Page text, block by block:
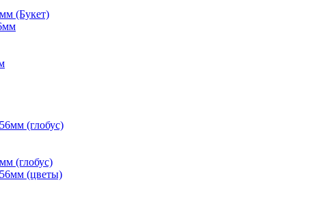
(Букет)
(глобус)